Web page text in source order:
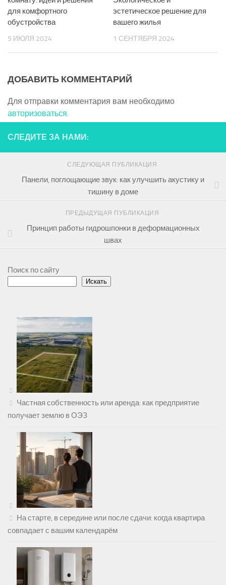
для комфортного
обустройства
5 ИЮЛЯ 2024
эстетическое решение для
вашего жилья
1 СЕНТЯБРЯ 2024
ДОБАВИТЬ КОММЕНТАРИЙ
Для отправки комментария вам необходимо
авторизоваться.
СЛЕДИТЕ ЗА НАМИ:
СЛЕДУЮЩАЯ ПУБЛИКАЦИЯ
Панели, поглощающие звук: как улучшить акустику и
тишину в доме
ПРЕДЫДУЩАЯ ПУБЛИКАЦИЯ
Принцип работы гидрошпонки в деформационных
швах
Поиск по сайту
Искать
Частная собственность или аренда: как предприятие
получает землю в ОЭЗ
На старте, в середине или после сдачи: когда квартира
совпадает с вашим календарём